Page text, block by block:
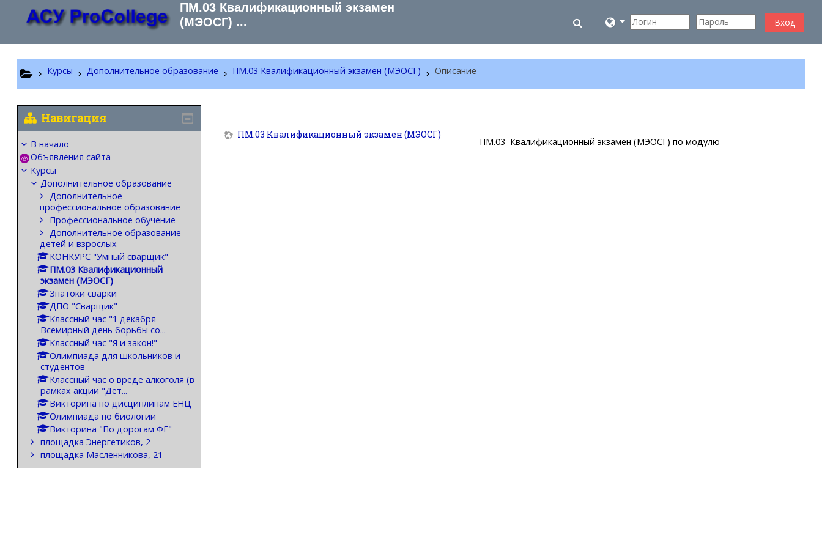
ПМ.03 Квалификационный экзамен
(МЭОСГ) ...
Изменить данные поисковой строкиВход
Курсы Дополнительное образование ПМ.03 Квалификационный экзамен (МЭОСГ) Описание
ПМ.03 Квалификационный экзамен (МЭОСГ)
ПМ.03 Квалификационный экзамен (МЭОСГ) по модулю
Навигация
В начало
Объявления сайта
Курсы
Дополнительное образование
Дополнительное
профессиональное образование
Профессиональное обучение
Дополнительное образование
детей и взрослых
КОНКУРС "Умный сварщик"
ПМ.03 Квалификационный
экзамен (МЭОСГ)
Знатоки сварки
ДПО "Сварщик"
Классный час "1 декабря –
Всемирный день борьбы со...
Классный час "Я и закон!"
Олимпиада для школьников и
студентов
Классный час о вреде алкоголя (в
рамках акции "Дет...
Викторина по дисциплинам ЕНЦ
Олимпиада по биологии
Викторина "По дорогам ФГ"
площадка Энергетиков, 2
площадка Масленникова, 21